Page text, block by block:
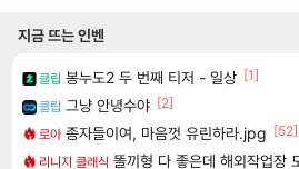
지금 뜨는 인벤
클립 봉누도2 두 번째 티저 - 일상 [1]
클립 그냥 안녕수야 [2]
로아 종자들이여, 마음껏 유린하라.jpg [52]
리니지 클래식 똘끼형 다 좋은데 해외작업장 도와